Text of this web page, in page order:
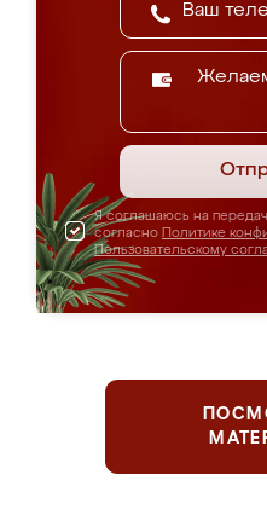
Я соглашаюсь на
согласно Политике
Пользовательскому